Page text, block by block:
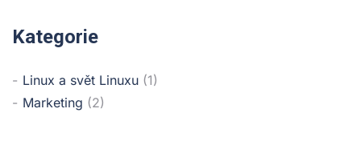
Kategorie
Linux a svět Linuxu (1)
Marketing (2)